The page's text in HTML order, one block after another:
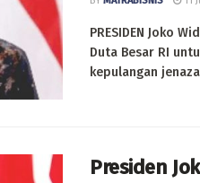
PRESIDEN Joko
Duta Besar RI
kepulangan
Presiden